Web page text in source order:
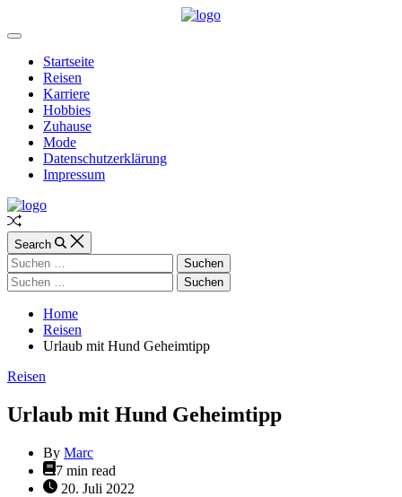
to
Web-
Off
CanvasStartseite
Reisen
Karriere
Hobbies
Zuhause
Mode
Datenschutzerklärung
Impressum
Random
Article
Search
Suchen
nach:
Suchen
nach:
Home
Reisen
Urlaub mit Hund Geheimtipp
Categories
Reisen
Urlaub mit Hund Geheimtipp
By Marc
Estimated
read
7 min read
20. Juli 2022